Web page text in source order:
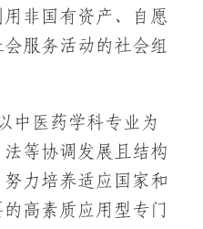
非国有资产、自愿
服务活动的社会组
中医药学科专业为
等协调发展且结构
力培养适应国家和
高素质应用型专门